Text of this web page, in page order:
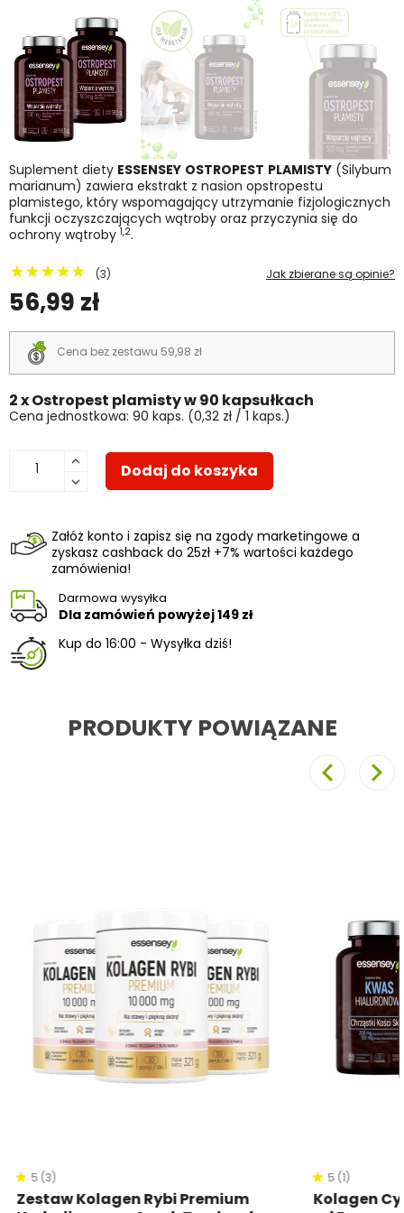
Suplement diety ESSENSEY OSTROPEST PLAMISTY (Silybum
marianum) zawiera ekstrakt z nasion opstropestu
plamistego, który wspomagający utrzymanie fizjologicznych
funkcji oczyszczających wątroby oraz przyczynia się do
ochrony wątroby 1,2.
(3) Jak zbierane są opinie?
56,99 zł
Cena bez zestawu 59,98 zł
2 x Ostropest plamisty w 90 kapsułkach
Cena jednostkowa: 90 kaps. (0,32 zł / 1 kaps.)
Dodaj do koszyka
Załóż konto i zapisz się na zgody marketingowe a
zyskasz cashback do 25zł +7% wartości każdego
zamówienia!
Darmowa wysyłka
Dla zamówień powyżej149 zł
Kup do 16:00 - Wysyłka dziś!
PRODUKTY POWIĄZANE
Poprzedni
5 (3)
Zestaw Kolagen Rybi Premium
5 (1)
Kolagen